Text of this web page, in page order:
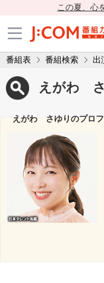
この夏、心
番組表 番組検索 出
えがわ さ
えがわ さゆりのプロ